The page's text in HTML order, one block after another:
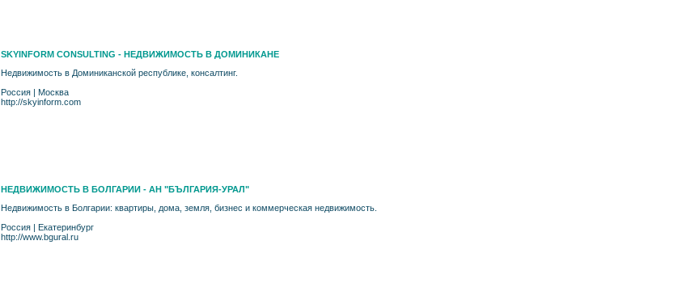
SKYINFORM CONSULTING - НЕДВИЖИМОСТЬ В ДОМИНИКАНЕ
Недвижимость в Доминиканской республике, консалтинг.
Россия | Москва
http://skyinform.com
НЕДВИЖИМОСТЬ В БОЛГАРИИ - АН "БЪЛГАРИЯ-УРАЛ"
Недвижимость в Болгарии: квартиры, дома, земля, бизнес и коммерческая недвижимость.
Россия | Екатеринбург
http://www.bgural.ru